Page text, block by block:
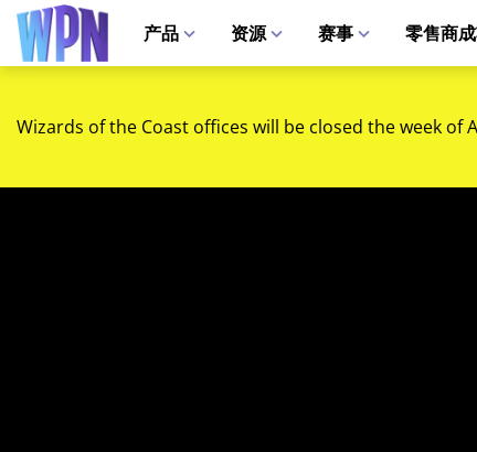
产品 资源 赛事 零售商
Wizards of the Coast offices will be closed the week